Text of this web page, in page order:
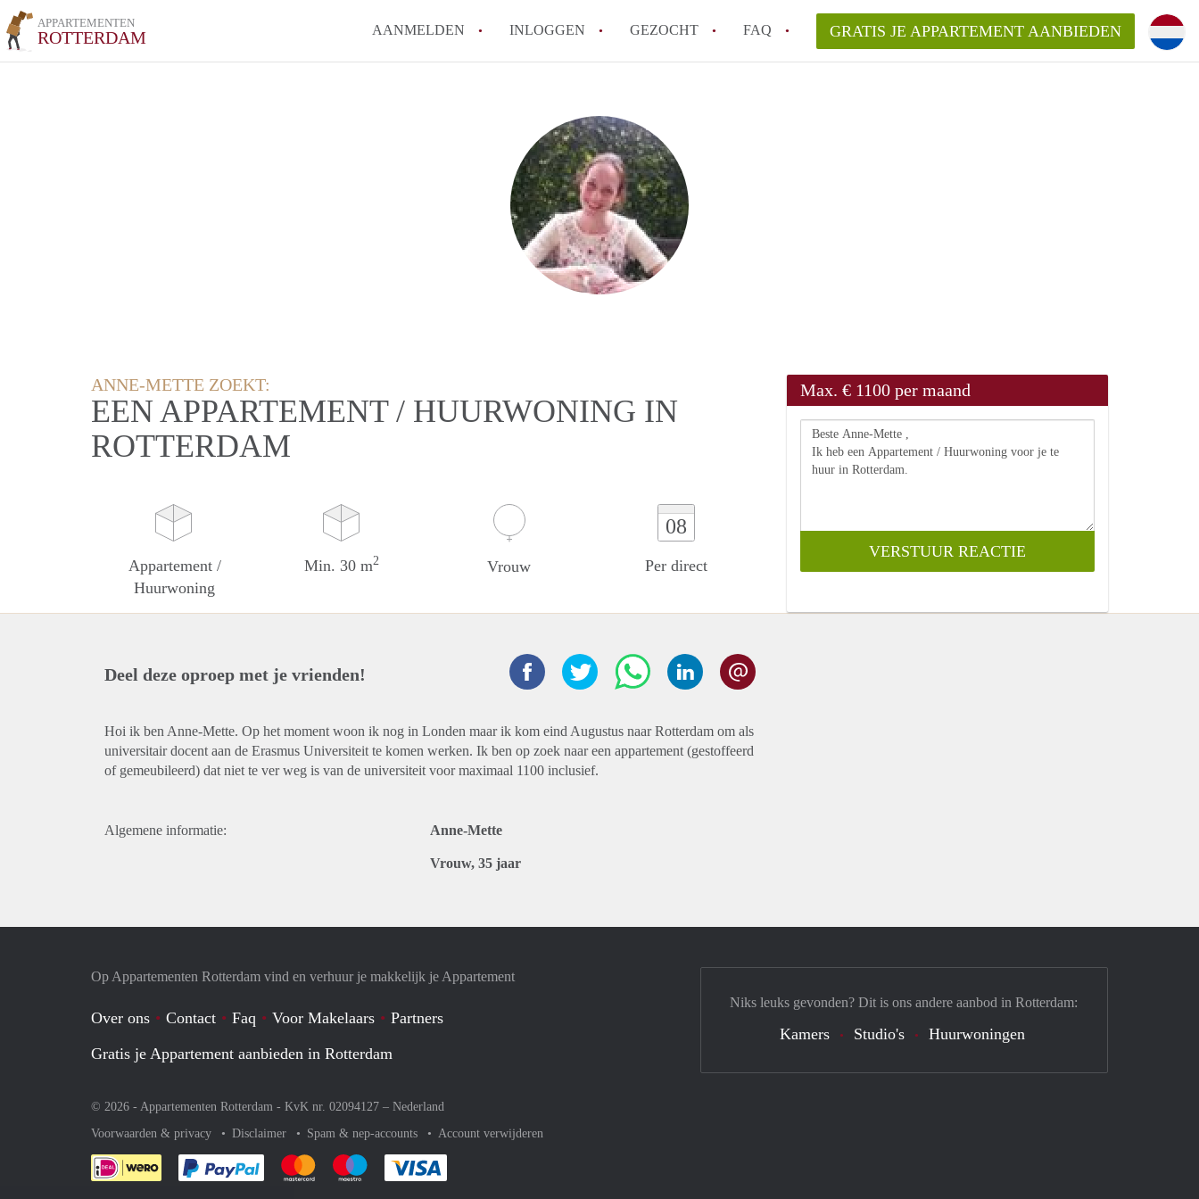
APPARTEMENTEN
ROTTERDAM AANMELDEN INLOGGEN GEZOCHT FAQ
How to translate AppartementRotterdam!
Wat is AppartementenRotterdam?
Hoeveel kost het om te reageren op een Appartement in Rotterdam?
Wat is de privacyverklaring van AppartementenRotterdam?
Berekent AppartementenRotterdam
makelaarsvergoeding/bemiddelingsvergoeding?
Alle veelgestelde vragen
GRATIS JE APPARTEMENT AANBIEDEN
ANNE-METTE ZOEKT:
EEN APPARTEMENT / HUURWONING IN
ROTTERDAM
Appartement /
Huurwoning
Min. 30 m2 Vrouw
08
Per direct
Max. € 1100 per maand
Deel deze oproep met je vrienden!
Hoi ik ben Anne-Mette. Op het moment woon ik nog in Londen maar ik kom eind Augustus naar Rotterdam om als
universitair docent aan de Erasmus Universiteit te komen werken. Ik ben op zoek naar een appartement (gestoffeerd
of gemeubileerd) dat niet te ver weg is van de universiteit voor maximaal 1100 inclusief.
Algemene informatie: Anne-Mette
Vrouw, 35 jaar
Op Appartementen Rotterdam vind en verhuur je makkelijk je Appartement
Over ons Contact Faq Voor Makelaars
Partners
Gratis je Appartement aanbieden in Rotterdam
© 2026 - Appartementen Rotterdam - KvK nr. 02094127 – Nederland
Voorwaarden & privacy
Disclaimer Spam & nep-accounts Account verwijderen
Je rekent gemakkelijk af met Paypal
Je rekent gemakkelijk af met Mastercard
Je rekent gemakkelijk af met Meastro
Niks leuks gevonden? Dit is ons andere aanbod in Rotterdam:
Kamers Studio's Huurwoningen